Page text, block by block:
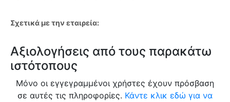
Σχετικά με την εταιρεία:
Αξιολογήσεις από τους παρακάτω
ιστότοπους
Μόνο οι εγγεγραμμένοι χρήστες έχουν πρόσβαση
σε αυτές τις πληροφορίες. Κάντε κλικ εδώ για να